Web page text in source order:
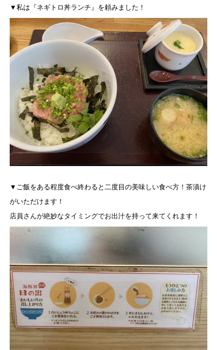
▼私は『ネギトロ丼ランチ』を頼みました！
▼ご飯をある程度食べ終わると二度目の美味しい食べ方！茶漬け
がいただけます！
店員さんが絶妙なタイミングでお出汁を持って来てくれます！